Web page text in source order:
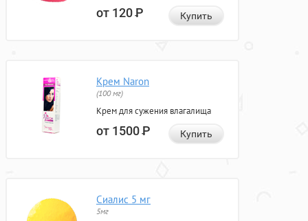
от 120Р Купить
Крем Naron
(100 мг)
Крем для сужения влагалища
от 1500Р Купить
Сиалис 5 мг
5мг